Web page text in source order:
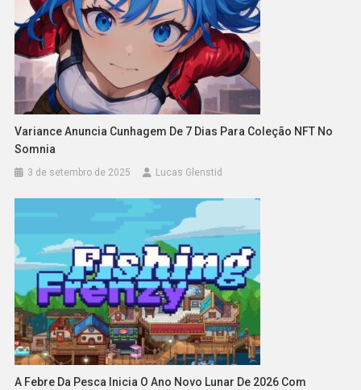
Variance Anuncia Cunhagem De 7 Dias Para Coleção NFT No
Somnia
3 de setembro de 2025 Lucas Glenstid
A Febre Da Pesca Inicia O Ano Novo Lunar De 2026 Com